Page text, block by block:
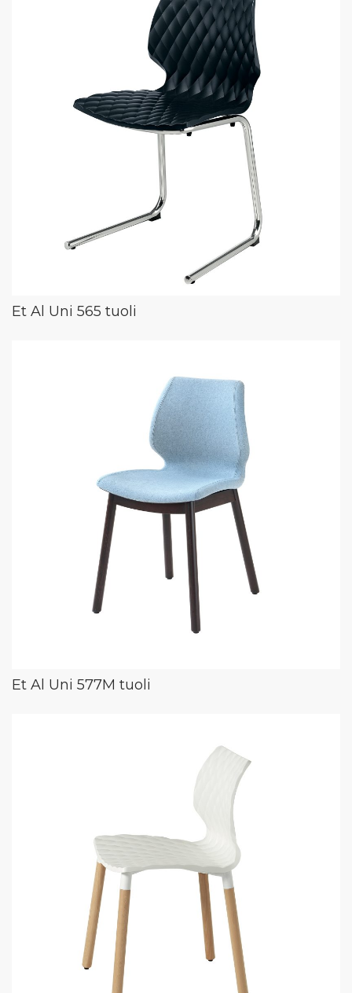
Et Al Uni 565 tuoli
Et Al Uni 577M tuoli